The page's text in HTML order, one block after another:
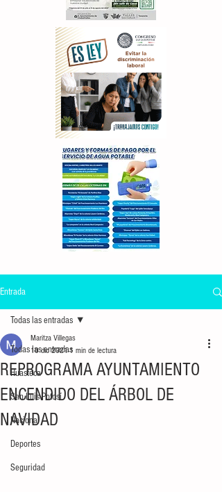
Entrada
Todas las entradas
Huasteca
San Luis Potosí
Nacional
Deportes
Seguridad
Todas las entradas
REPROGRAMA AYUNTAMIENTO
ENCENDIDO DEL ÁRBOL DE
NAVIDAD
Maritza Villegas
10 dic 20211 min de lectura